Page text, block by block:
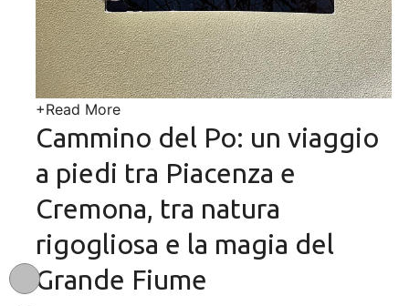
+Read More
Cammino del Po: un viaggio
a piedi tra Piacenza e
Cremona, tra natura
rigogliosa e la magia del
Grande Fiume